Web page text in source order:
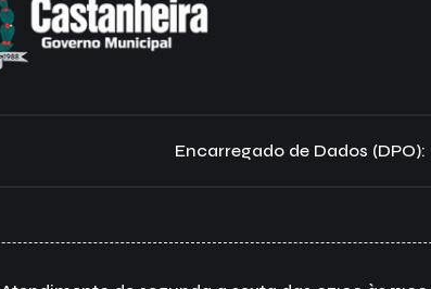
Encarregado de Dados